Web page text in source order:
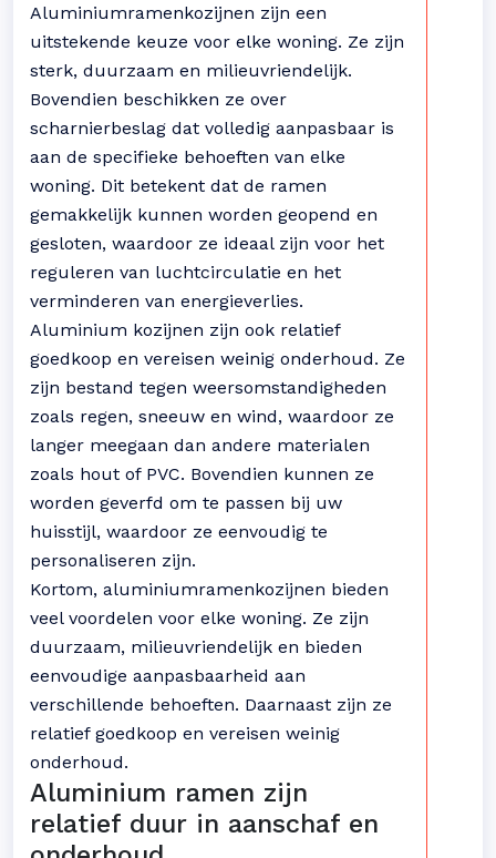
Aluminiumramenkozijnen zijn een
uitstekende keuze voor elke woning. Ze zijn
sterk, duurzaam en milieuvriendelijk.
Bovendien beschikken ze over
scharnierbeslag dat volledig aanpasbaar is
aan de specifieke behoeften van elke
woning. Dit betekent dat de ramen
gemakkelijk kunnen worden geopend en
gesloten, waardoor ze ideaal zijn voor het
reguleren van luchtcirculatie en het
verminderen van energieverlies.
Aluminium kozijnen zijn ook relatief
goedkoop en vereisen weinig onderhoud. Ze
zijn bestand tegen weersomstandigheden
zoals regen, sneeuw en wind, waardoor ze
langer meegaan dan andere materialen
zoals hout of PVC. Bovendien kunnen ze
worden geverfd om te passen bij uw
huisstijl, waardoor ze eenvoudig te
personaliseren zijn.
Kortom, aluminiumramenkozijnen bieden
veel voordelen voor elke woning. Ze zijn
duurzaam, milieuvriendelijk en bieden
eenvoudige aanpasbaarheid aan
verschillende behoeften. Daarnaast zijn ze
relatief goedkoop en vereisen weinig
onderhoud.
Aluminium ramen zijn
relatief duur in aanschaf en